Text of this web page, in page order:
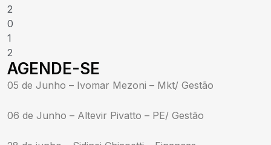
2
0
1
2
AGENDE-SE
05 de Junho – Ivomar Mezoni – Mkt/ Gestão
06 de Junho – Altevir Pivatto – PE/ Gestão